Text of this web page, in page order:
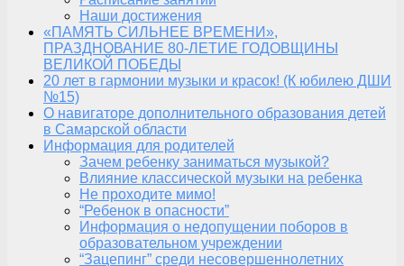
Наши достижения
«ПАМЯТЬ СИЛЬНЕЕ ВРЕМЕНИ»,
ПРАЗДНОВАНИЕ 80-ЛЕТИЕ ГОДОВЩИНЫ
ВЕЛИКОЙ ПОБЕДЫ
20 лет в гармонии музыки и красок! (К юбилею ДШИ
№15)
О навигаторе дополнительного образования детей
в Самарской области
Информация для родителей
Зачем ребенку заниматься музыкой?
Влияние классической музыки на ребенка
Не проходите мимо!
“Ребенок в опасности”
Информация о недопущении поборов в
образовательном учреждении
“Зацепинг” среди несовершеннолетних